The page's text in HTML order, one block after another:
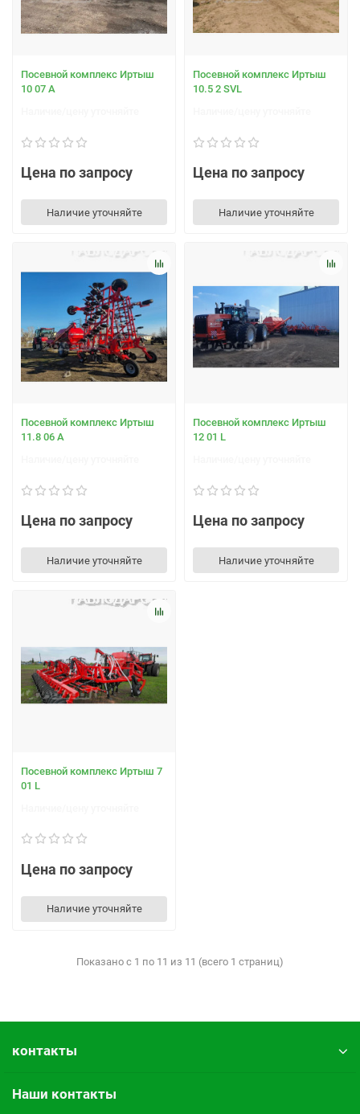
Посевной комплекс Иртыш
10 07 А
Цена по запросу
Наличие уточняйте
Посевной комплекс Иртыш
10.5 2 SVL
Цена по запросу
Наличие уточняйте
Посевной комплекс Иртыш
11.8 06 А
Цена по запросу
Наличие уточняйте
Посевной комплекс Иртыш
12 01 L
Цена по запросу
Наличие уточняйте
Посевной комплекс Иртыш 7
01 L
Цена по запросу
Наличие уточняйте
Показано с 1 по 11 из 11 (всего 1 страниц)
контакты
Наши контакты